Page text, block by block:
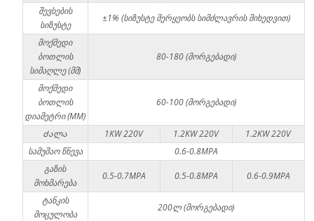
შევსების
სიზუსტე
±1% (სიზუსტე მერყეობს სიმძლავრის მიხედვით)
მოქმედი
ბოთლის
სიმაღლე (მმ)
80-180 (მორგებადი)
მოქმედი
ბოთლის
დიამეტრი (MM)
60-100 (მორგებადი)
Ძალა 1KW 220V 1.2KW 220V
1.2KW 220V
სამუშაო წნევა
0.6-0.8MPA
გაზის
მოხმარება
0.5-0.7MPA 0.5-0.8MPA 0.6-0.9MPA
ტანკის
მოცულობა
200ლ (მორგებადი)